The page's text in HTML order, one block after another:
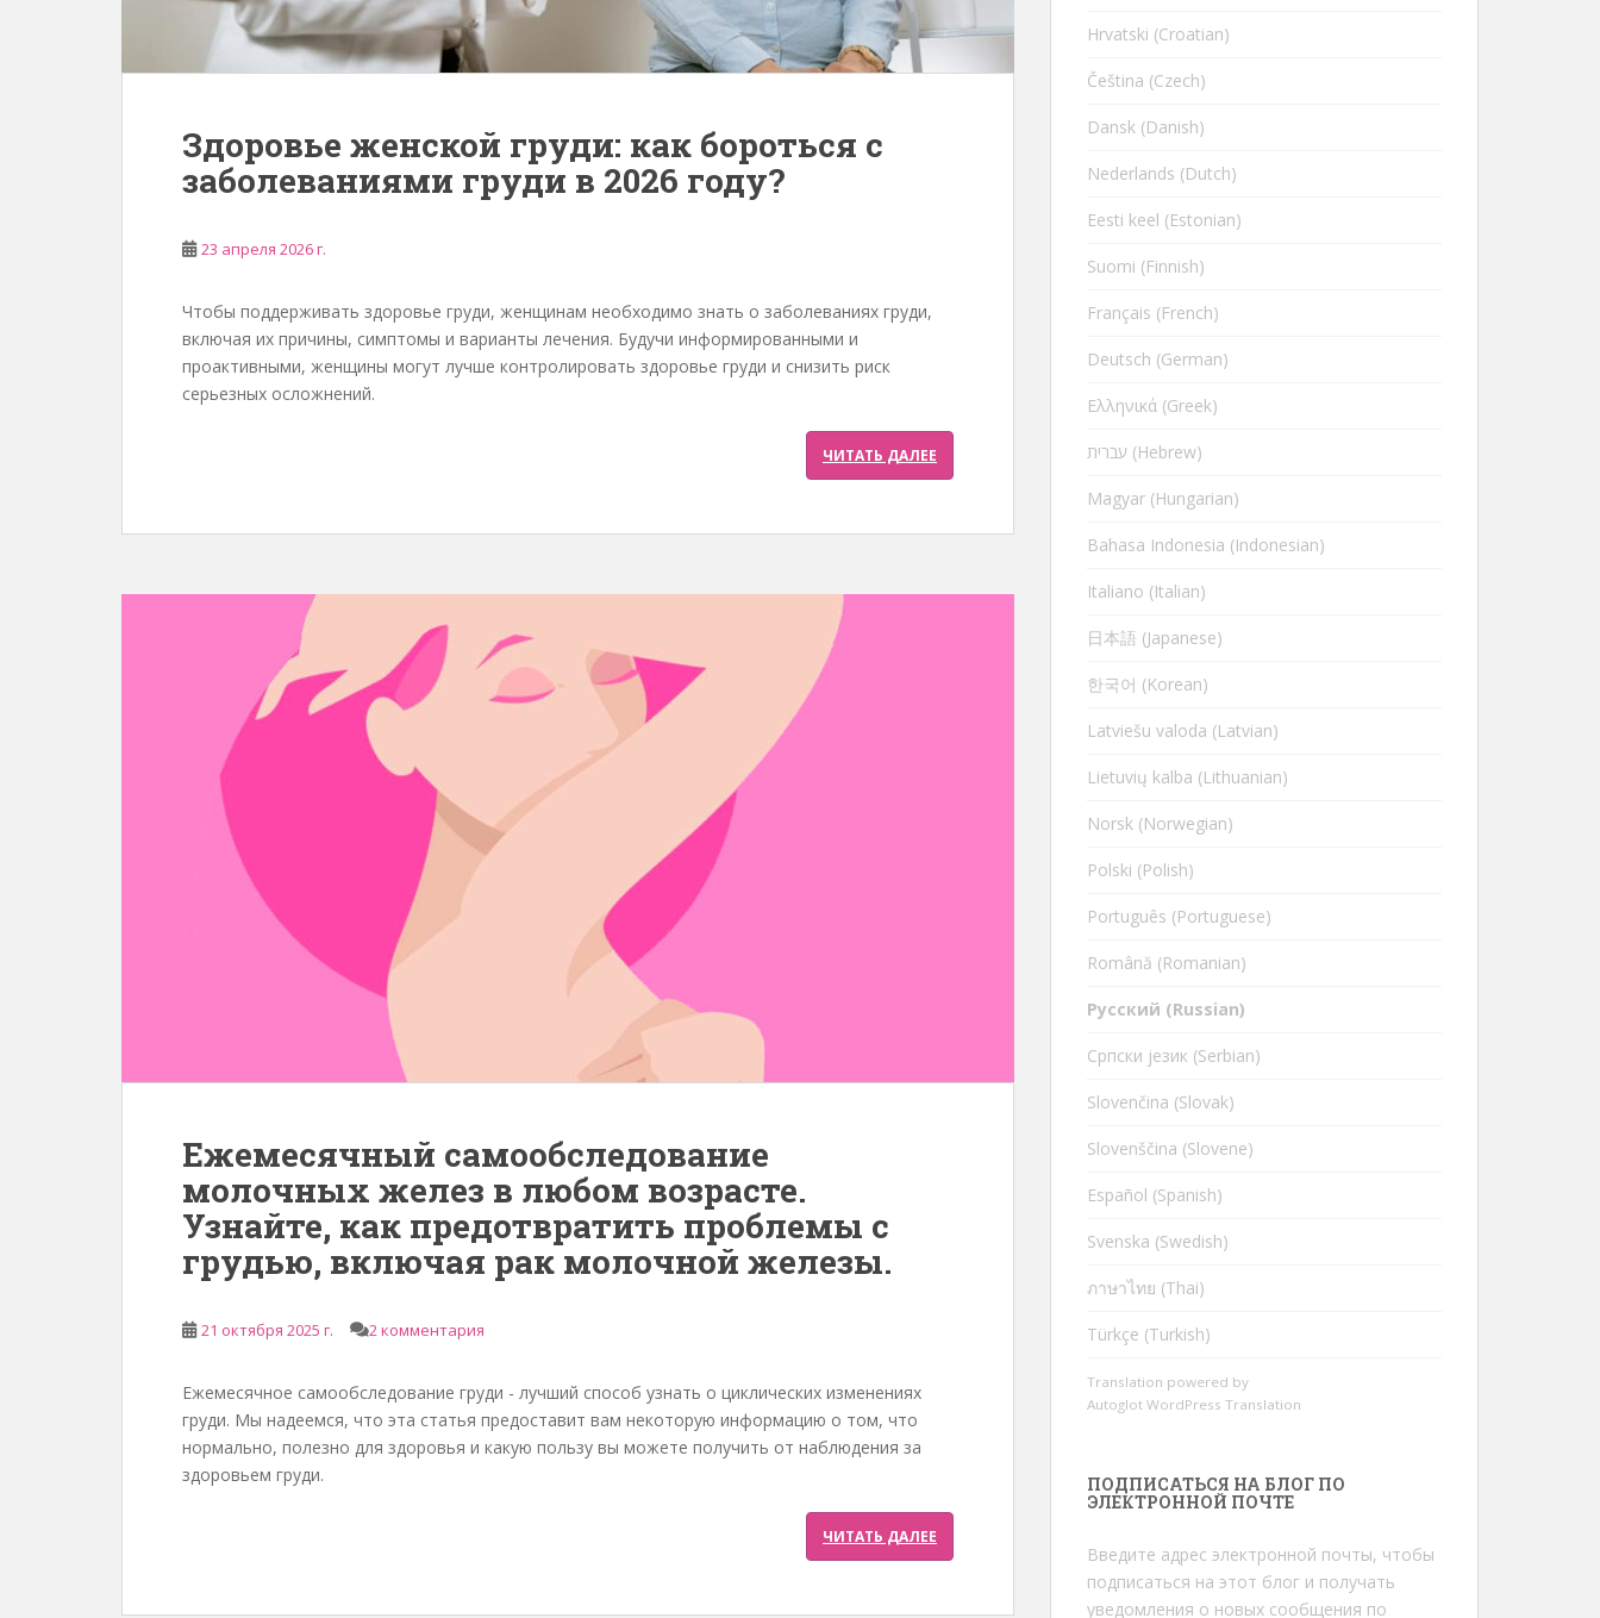
Здоровье женской груди: как бороться с
заболеваниями груди в 2026 году?
23 апреля 2026 г.
Чтобы поддерживать здоровье груди, женщинам необходимо знать о заболеваниях груди,
включая их причины, симптомы и варианты лечения. Будучи информированными и
проактивными, женщины могут лучше контролировать здоровье груди и снизить риск
серьезных осложнений.
ЧИТАТЬ ДАЛЕЕ
Ежемесячный самообследование
молочных желез в любом возрасте.
Узнайте, как предотвратить проблемы с
грудью, включая рак молочной железы.
21 октября 2025 г. 2 комментария
Ежемесячное самообследование груди - лучший способ узнать о циклических изменениях
груди. Мы надеемся, что эта статья предоставит вам некоторую информацию о том, что
нормально, полезно для здоровья и какую пользу вы можете получить от наблюдения за
здоровьем груди.
ЧИТАТЬ ДАЛЕЕ
Hrvatski (Croatian)
Čeština (Czech)
Dansk (Danish)
Nederlands (Dutch)
Eesti keel (Estonian)
Suomi (Finnish)
Français (French)
Deutsch (German)
Ελληνικά (Greek)
עברית (Hebrew)
Magyar (Hungarian)
Bahasa Indonesia (Indonesian)
Italiano (Italian)
日本語 (Japanese)
한국어 (Korean)
Latviešu valoda (Latvian)
Lietuvių kalba (Lithuanian)
Norsk (Norwegian)
Polski (Polish)
Português (Portuguese)
Română (Romanian)
Русский (Russian)
Cрпски језик (Serbian)
Slovenčina (Slovak)
Slovenščina (Slovene)
Español (Spanish)
Svenska (Swedish)
ภาษาไทย (Thai)
Türkçe (Turkish)
Translation powered by
Autoglot WordPress Translation
ПОДПИСАТЬСЯ НА БЛОГ ПО
ЭЛЕКТРОННОЙ ПОЧТЕ
Введите адрес электронной почты, чтобы
подписаться на этот блог и получать
уведомления о новых сообщения по